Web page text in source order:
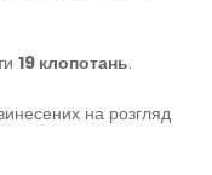
19 клопотань.
на розгляд